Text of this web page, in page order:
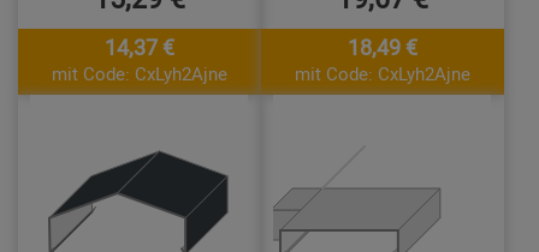
14,37 €
mit Code: CxLyh2Ajne
18,49 €
mit Code: CxLyh2Ajne